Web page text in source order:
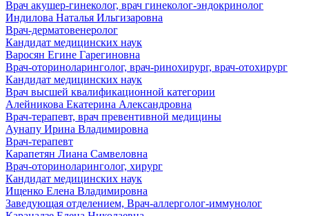
Врач акушер-гинеколог, врач гинеколог-эндокринолог
Индилова Наталья Ильгизаровна
Врач-дерматовенеролог
Кандидат медицинских наук
Варосян Егине Гарегиновна
Врач‑оториноларинголог, врач‑ринохирург, врач‑отохирург
Кандидат медицинских наук
Врач высшей квалификационной категории
Алейникова Екатерина Александровна
Врач-терапевт, врач превентивной медицины
Аунапу Ирина Владимировна
Врач-терапевт
Карапетян Лиана Самвеловна
Врач-оториноларинголог, хирург
Кандидат медицинских наук
Ищенко Елена Владимировна
Заведующая отделением, Врач-аллерголог-иммунолог